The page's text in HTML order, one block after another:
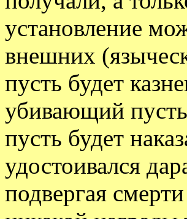
установление
внешних
пусть будет
убивающий
пусть будет
удостоивался
подвергая